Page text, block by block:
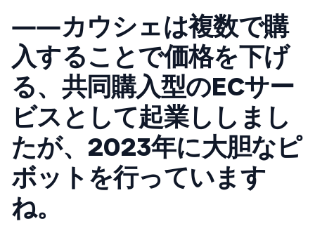
――カウシェは複数で購
入することで価格を下げ
る、共同購入型のECサー
ビスとして起業ししまし
たが、2023年に大胆なピ
ボットを行っています
ね。